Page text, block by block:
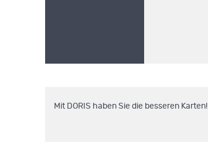
Mit DORIS haben Sie die besseren Karten!